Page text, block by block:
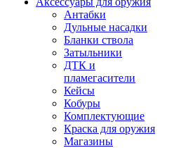
Антабки
Дульные насадки
Бланки ствола
Затыльники
ДТК и
пламегасители
Кейсы
Кобуры
Комплектующие
Краска для оружия
Магазины